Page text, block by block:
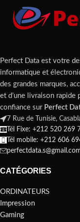
Perfect Data est votre
informatique et
des grandes marques,
et d’une livraison rapide
confiance sur Perfect
7 Rue de Tunisie,
Tél Fixe: +212 520 269
Tél mobile: +212 606
CATÉGORIES
ORDINATEURS
Impression
Gaming